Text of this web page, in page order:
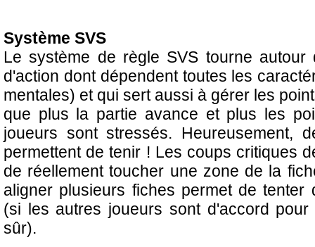
Système SVS
Le système de règle SVS tourne autour
d'action dont dépendent toutes les
mentales) et qui sert aussi à gérer les
que plus la partie avance et plus les
joueurs sont stressés. Heureusement,
permettent de tenir ! Les coups critiques
de réellement toucher une zone de la
aligner plusieurs fiches permet de tenter
(si les autres joueurs sont d'accord
sûr).